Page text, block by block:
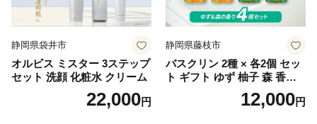
静岡県袋井市
オルビス ミスター 3ステップ
セット 洗顔 化粧水 クリーム
22,000円
静岡県藤枝市
バスクリン 2種 × 各2個 セッ
ト ギフト ゆず 柚子 森 香り
日用品 お風呂 バス用品 温活
アロマ 香り まとめ買い静岡
12,000円